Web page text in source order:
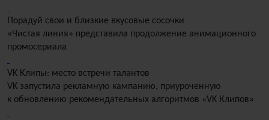
Порадуй свои и близкие вкусовые сосочки
«Чистая линия» представила продолжение анимационного
промосериала
VK Клипы: место встречи талантов
VK запустила рекламную кампанию, приуроченную
к обновлению рекомендательных алгоритмов «VK Клипов»